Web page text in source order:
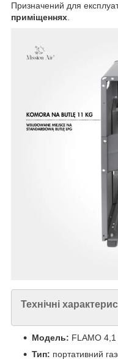
Призначений для
приміщеннях
Технічні
Модель: FLAMO 4,1
Тип: портативний